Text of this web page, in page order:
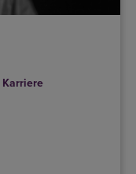
Karriere